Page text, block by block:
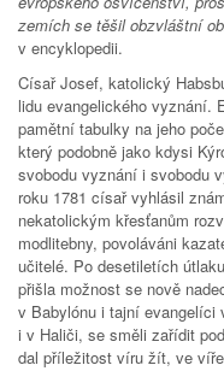
zemích se těšil obzvláštní
v encyklopedii.
Císař Josef, katolický
lidu evangelického vyznání.
pamětní tabulky na jeho
který podobně jako kdysi
svobodu vyznání i svobodu
roku 1781 císař vyhlásil
nekatolickým křesťanům
modlitebny, povoláváni
učitelé. Po desetiletích
přišla možnost se nově
v Babylónu i tajní evangelíci
i v Haliči, se směli zařídit
dal příležitost víru žít, ve